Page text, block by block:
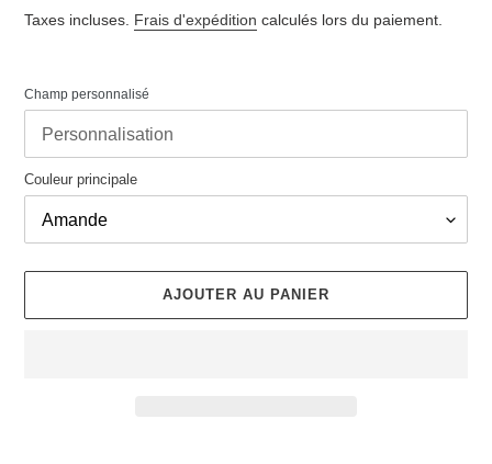
normal
Taxes incluses. Frais d'expédition calculés lors du paiement.
Champ personnalisé
Couleur principale
AJOUTER AU PANIER